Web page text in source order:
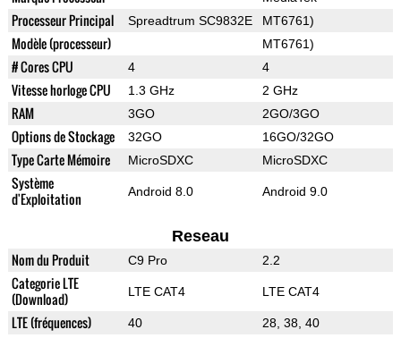
Processeur Principal Spreadtrum SC9832E MT6761)
Modèle (processeur) MT6761)
# Cores CPU 4 4
Vitesse horloge CPU 1.3 GHz 2 GHz
RAM 3GO 2GO/3GO
Options de Stockage 32GO 16GO/32GO
Type Carte Mémoire MicroSDXC MicroSDXC
Système
d'Exploitation
Android 8.0 Android 9.0
Reseau
Nom du Produit C9 Pro 2.2
Categorie LTE
(Download)
LTE CAT4 LTE CAT4
LTE (fréquences) 40 28, 38, 40